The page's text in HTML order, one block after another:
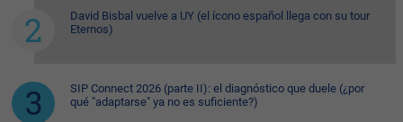
David Bisbal vuelve a UY (el ícono español llega con su tour
Eternos)
SIP Connect 2026 (parte II): el diagnóstico que duele (¿por
qué "adaptarse" ya no es suficiente?)